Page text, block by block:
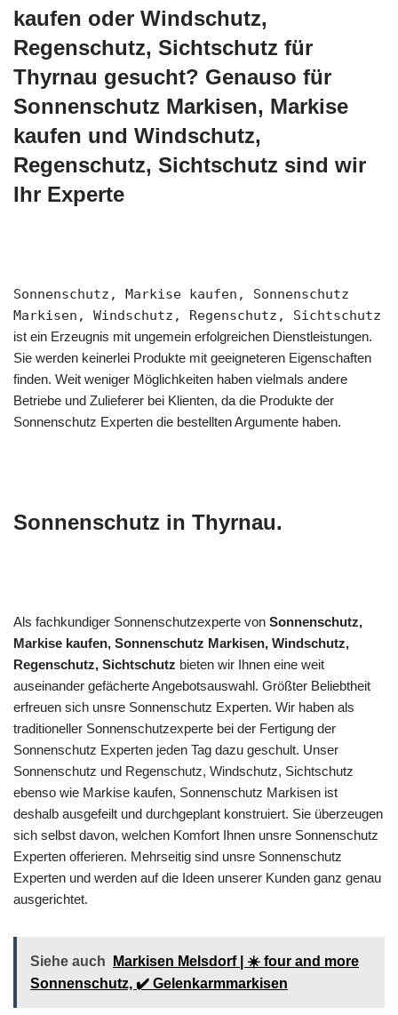
kaufen oder Windschutz,
Regenschutz, Sichtschutz für
Thyrnau gesucht? Genauso für
Sonnenschutz Markisen, Markise
kaufen und Windschutz,
Regenschutz, Sichtschutz sind wir
Ihr Experte
Sonnenschutz, Markise kaufen, Sonnenschutz
Markisen, Windschutz, Regenschutz, Sichtschutz
ist ein Erzeugnis mit ungemein erfolgreichen Dienstleistungen.
Sie werden keinerlei Produkte mit geeigneteren Eigenschaften
finden. Weit weniger Möglichkeiten haben vielmals andere
Betriebe und Zulieferer bei Klienten, da die Produkte der
Sonnenschutz Experten die bestellten Argumente haben.
Sonnenschutz in Thyrnau.
Als fachkundiger Sonnenschutzexperte von Sonnenschutz,
Markise kaufen, Sonnenschutz Markisen, Windschutz,
Regenschutz, Sichtschutz bieten wir Ihnen eine weit
auseinander gefächerte Angebotsauswahl. Größter Beliebtheit
erfreuen sich unsre Sonnenschutz Experten. Wir haben als
traditioneller Sonnenschutzexperte bei der Fertigung der
Sonnenschutz Experten jeden Tag dazu geschult. Unser
Sonnenschutz und Regenschutz, Windschutz, Sichtschutz
ebenso wie Markise kaufen, Sonnenschutz Markisen ist
deshalb ausgefeilt und durchgeplant konstruiert. Sie überzeugen
sich selbst davon, welchen Komfort Ihnen unsre Sonnenschutz
Experten offerieren. Mehrseitig sind unsre Sonnenschutz
Experten und werden auf die Ideen unserer Kunden ganz genau
ausgerichtet.
Siehe auch
Markisen Melsdorf | ☀️ four and more
Sonnenschutz, ✔️ Gelenkarmmarkisen